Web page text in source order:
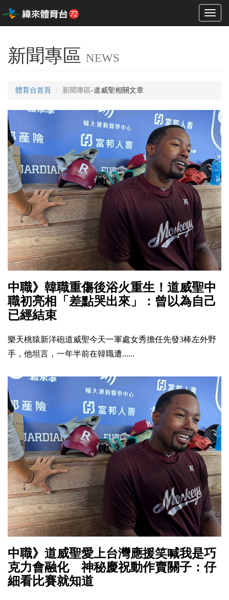
Toggle
新聞專區 NEWS
體育台首頁 新聞專區-道威聖相關文章
中職》韓職重傷後浴火重生！道威聖中
職初亮相「差點哭出來」：曾以為自己
已經結束
樂天桃猿新洋砲道威聖今天一軍處女秀擔任先發3棒左外野
手，他坦言，一年半前在韓職遭......
中職》道威聖愛上台灣應援笑喊我是巧
克力會融化 神秘慶祝動作賣關子：仔
細看比賽就知道